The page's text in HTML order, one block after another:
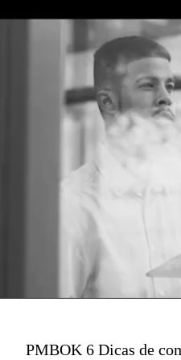
PMBOK 6 Dicas de